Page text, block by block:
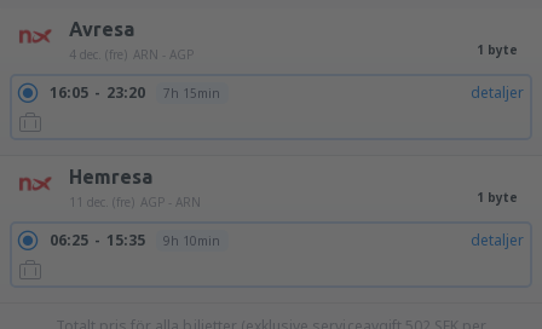
Avresa
4 dec. (fre) ARN - AGP 1 byte
16:05 23:20 7h 15min detaljer
Hemresa
11 dec. (fre) AGP - ARN 1 byte
06:25 15:35 9h 10min detaljer